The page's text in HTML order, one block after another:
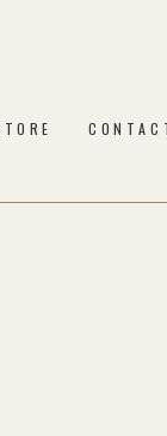
Dance STORE